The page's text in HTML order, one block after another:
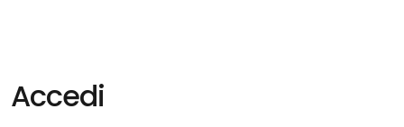
Menu selezionato
Novità
Accedi